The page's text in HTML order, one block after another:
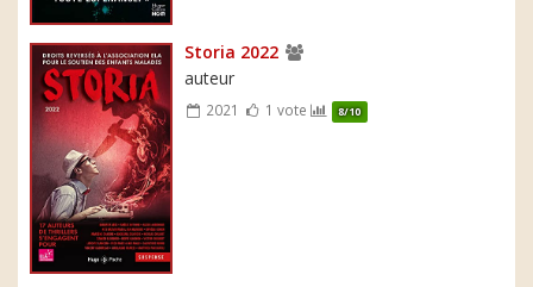
Storia 2022
auteur
2021 1 vote 8/10